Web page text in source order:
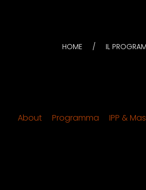
HOME IL
About Programma IPP &